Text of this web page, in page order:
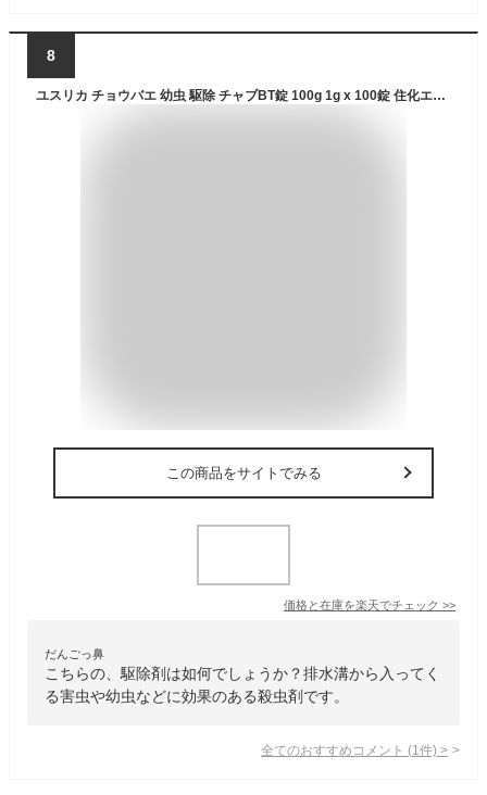
8
ユスリカ チョウバエ 幼虫 駆除 チャブBT錠 100g 1g x 100錠 住化エンバイロメンタルサイエンス ノミバエ 水系害虫 排水溝 害虫 対策 殺虫剤 RSL 3月 アフターセール あす楽対応 ポイント 2倍 消化 領収書発行 虫ナイ
この商品をサイトでみる
価格と在庫を楽天でチェック >>
だんごっ鼻
こちらの、駆除剤は如何でしょうか？排水溝から入ってく
る害虫や幼虫などに効果のある殺虫剤です。
全てのおすすめコメント (1 件) >